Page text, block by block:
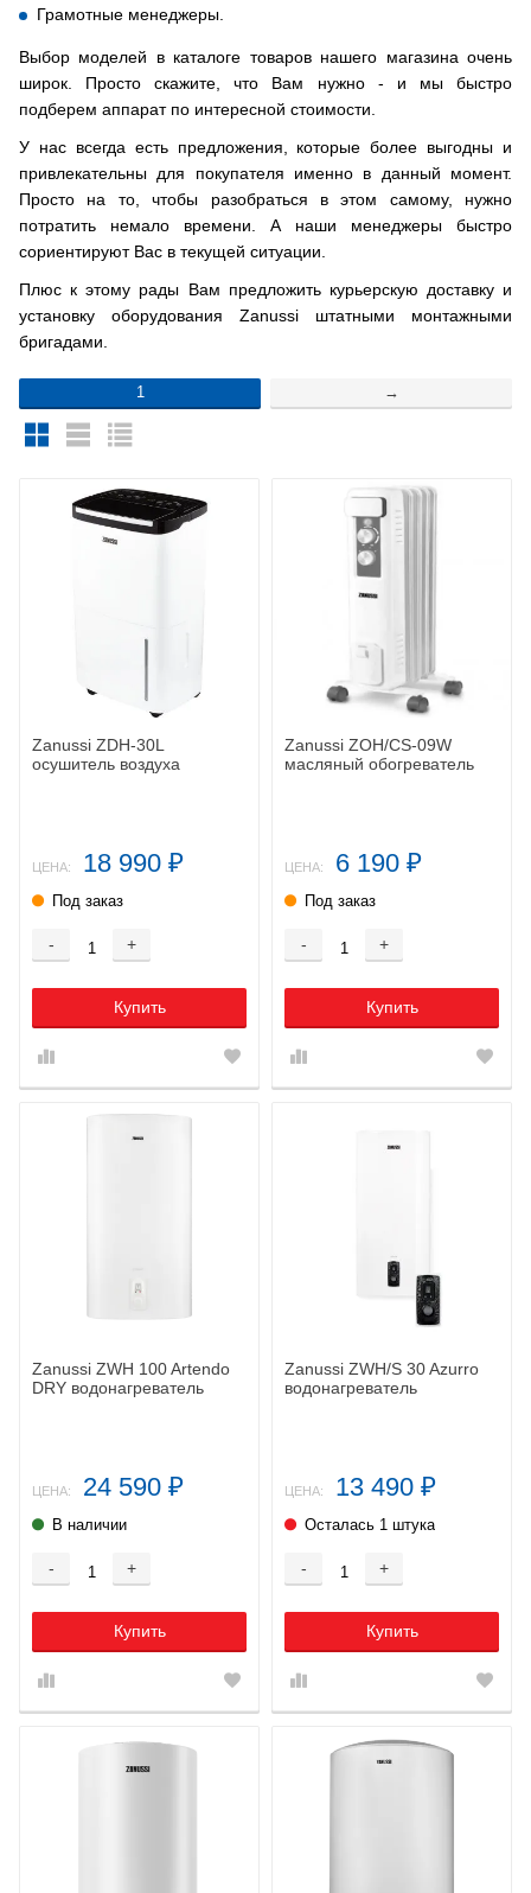
Грамотные менеджеры.
Выбор моделей в каталоге товаров нашего магазина очень
широк. Просто скажите, что Вам нужно - и мы быстро
подберем аппарат по интересной стоимости.
У нас всегда есть предложения, которые более выгодны и
привлекательны для покупателя именно в данный момент.
Просто на то, чтобы разобраться в этом самому, нужно
потратить немало времени. А наши менеджеры быстро
сориентируют Вас в текущей ситуации.
Плюс к этому рады Вам предложить курьерскую доставку и
установку оборудования Zanussi штатными монтажными
бригадами.
1 →
Zanussi ZDH-30L
осушитель воздуха
ЦЕНА: 18 990 ₽
Под заказ
- +
Купить
Zanussi ZOH/CS-09W
масляный обогреватель
ЦЕНА: 6 190 ₽
Под заказ
- +
Купить
Zanussi ZWH 100 Artendo
DRY водонагреватель
ЦЕНА: 24 590 ₽
В наличии
- +
Купить
Zanussi ZWH/S 30 Azurro
водонагреватель
ЦЕНА: 13 490 ₽
Осталась 1 штука
- +
Купить